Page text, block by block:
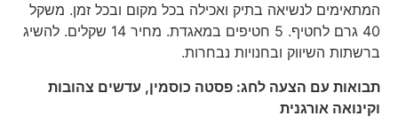
המתאימים לנשיאה בתיק ואכילה בכל מקום ובכל זמן. משקל
40 גרם לחטיף. 5 חטיפים במאגדת. מחיר 14 שקלים. להשיג
ברשתות השיווק ובחנויות נבחרות.
תבואות עם הצעה לחג: פסטה כוסמין, עדשים צהובות
וקינואה אורגנית